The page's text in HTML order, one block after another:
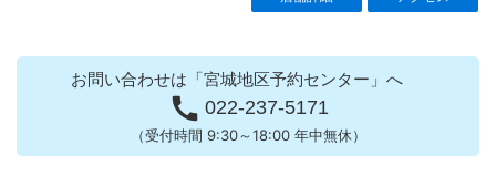
お問い合わせは「宮城地区予約センター」へ
 022-237-5171
（受付時間 9:30～18:00 年中無休）